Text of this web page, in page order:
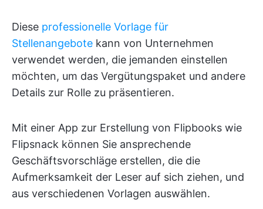
Diese professionelle Vorlage für
Stellenangebote kann von Unternehmen
verwendet werden, die jemanden einstellen
möchten, um das Vergütungspaket und andere
Details zur Rolle zu präsentieren.
Mit einer App zur Erstellung von Flipbooks wie
Flipsnack können Sie ansprechende
Geschäftsvorschläge erstellen, die die
Aufmerksamkeit der Leser auf sich ziehen, und
aus verschiedenen Vorlagen auswählen.